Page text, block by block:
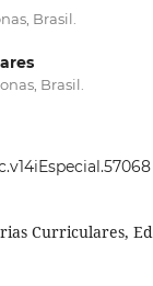
Brasil.
Brasil.
Curriculares,